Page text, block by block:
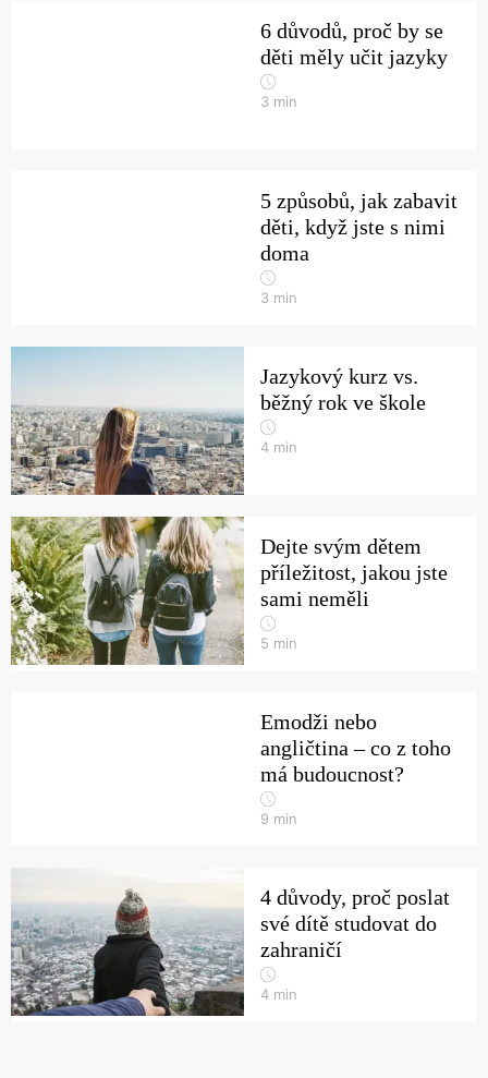
6 důvodů, proč by se
děti měly učit jazyky
3 min
5 způsobů, jak zabavit
děti, když jste s nimi
doma
3 min
Jazykový kurz vs.
běžný rok ve škole
4 min
Dejte svým dětem
příležitost, jakou jste
sami neměli
5 min
Emodži nebo
angličtina – co z toho
má budoucnost?
9 min
4 důvody, proč poslat
své dítě studovat do
zahraničí
4 min